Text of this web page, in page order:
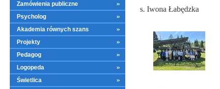
Zamówienia publiczne
Psycholog
Akademia równych szans
Projekty
Pedagog
Logopeda
Świetlica
s. Iwona Łabędzka